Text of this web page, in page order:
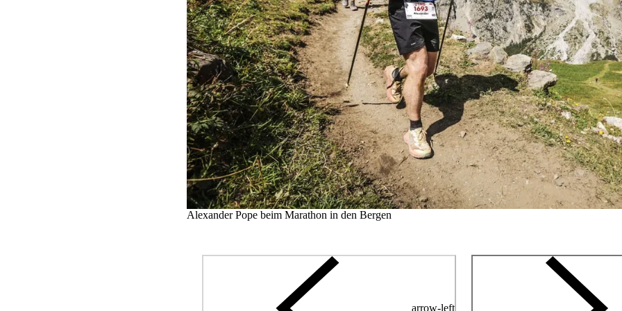
Alexander Pope beim Marathon in den Bergen
arrow-left